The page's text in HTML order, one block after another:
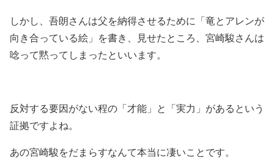
しかし、吾朗さんは父を納得させるために「竜とアレンが
向き合っている絵」を書き、見せたところ、宮崎駿さんは
唸って黙ってしまったといいます。
反対する要因がない程の「才能」と「実力」があるという
証拠ですよね。
あの宮崎駿をだまらすなんて本当に凄いことです。